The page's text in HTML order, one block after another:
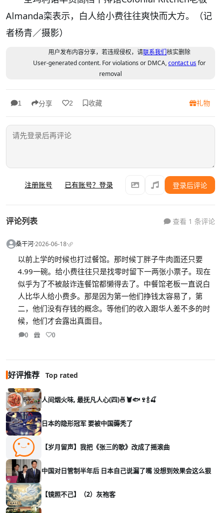
Almanda栾表示，白人给小费往往爽快而大方。（记
者杨青／摄影）
用户发布内容分享，若违规侵权，请联系我们核实删除
User-generated content. For violations or DMCA,contact usfor
removal
1 分享 2 收藏 礼物
注册账号 已有账号？登录 登录后评论
评论列表 查看 1 条评论
桑干河·2026-06-18·
以前上学的时候也打过餐馆。那时候丁胖子牛肉面还只要
4.99一碗。给小费往往只是找零时留下一两张小票子。现在
似乎为了不被敲诈连餐馆都懒得去了。中餐馆老板一直说白
人比华人给小费多。那是因为第一他们挣钱太容易了，第
二，他们没有存钱的概念。等他们的收入跟华人差不多的时
候，他们才会露出真面目。
0 0
好评推荐 Top rated
人间烟火味, 最抚凡人心(四)🍜🦞🐟🍷🍾🍒
日本的隐形冠军 要被中国薅秃了
【岁月留声】我把《张三的歌》改成了摇滚曲
中国对日管制半年后 日本自己说漏了嘴 没想到效果会这么狠
【镜照不己】（2）灰袍客